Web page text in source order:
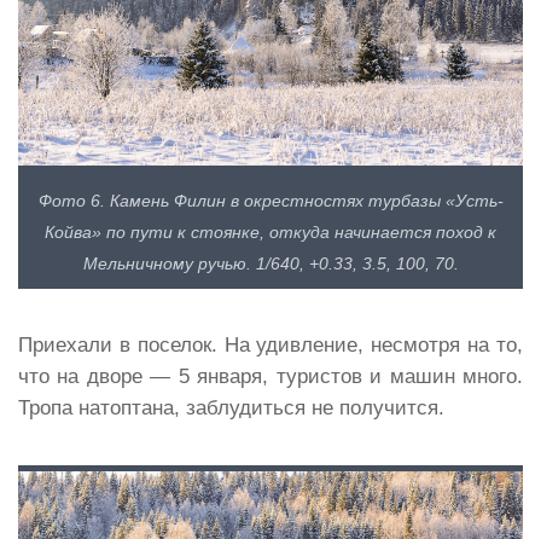
Фото 6. Камень Филин в окрестностях турбазы «Усть-
Койва» по пути к стоянке, откуда начинается поход к
Мельничному ручью. 1/640, +0.33, 3.5, 100, 70.
Приехали в поселок. На удивление, несмотря на то,
что на дворе — 5 января, туристов и машин много.
Тропа натоптана, заблудиться не получится.